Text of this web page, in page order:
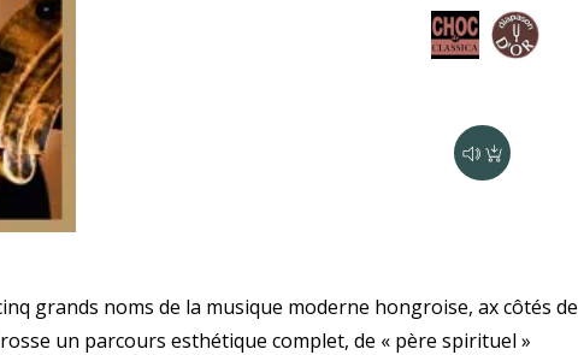
grands noms de la musique moderne hongroise, ax côtés de
un parcours esthétique complet, de « père spirituel »